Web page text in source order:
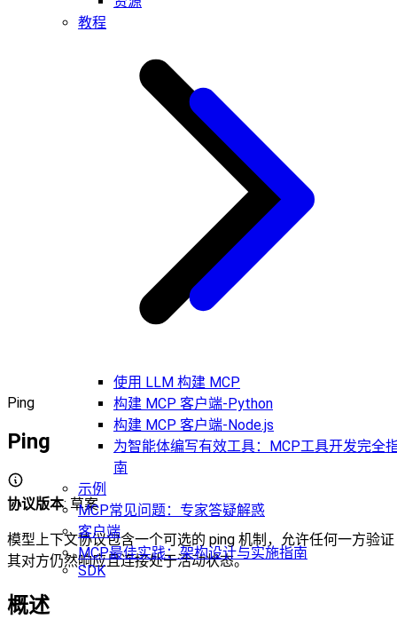
教程
使用 LLM 构建 MCP
构建 MCP 客户端-Python
构建 MCP 客户端-Node.js
为智能体编写有效工具：MCP工具开发完全
南
示例
MCP常见问题：专家答疑解惑
客户端
MCP最佳实践：架构设计与实施指南
SDK
Ping
Ping
协议版本: 草案
模型上下文协议包含一个可选的 ping 机制，允许任何一方验证
其对方仍然响应且连接处于活动状态。
概述